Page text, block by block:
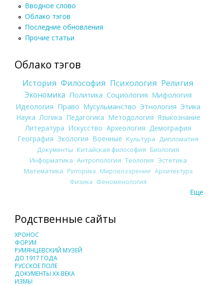
Вводное слово
Облако тэгов
Последние обновления
Прочие статьи
Облако тэгов
История Философия Психология Религия
Экономика Политика Социология Мифология
Идеология Право Мусульманство Этнология Этика
Наука Логика Педагогика Методология Языкознание
Литература Искусство Археология Демография
География Экология Военные Культура
Дипломатия
Документы Китайская философия Биология
Информатика Антропология Теология Эстетика
Математика Риторика Мировоззрение Архитектура
Физика Феноменология
Еще
Родственные сайты
ХРОНОС
ФОРУМ
РУМЯНЦЕВСКИЙ МУЗЕЙ
ДО 1917 ГОДА
РУССКОЕ ПОЛЕ
ДОКУМЕНТЫ XX ВЕКА
ИЗМЫ